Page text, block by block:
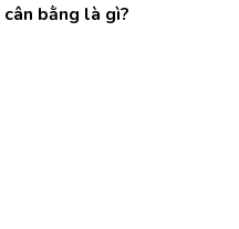
bằng là gì?